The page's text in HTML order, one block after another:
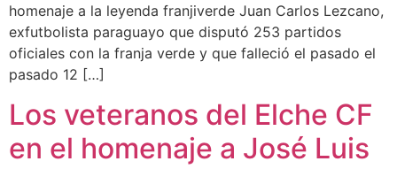
homenaje a la leyenda franjiverde Juan Carlos Lezcano,
exfutbolista paraguayo que disputó 253 partidos
oficiales con la franja verde y que falleció el pasado el
pasado 12 […]
Los veteranos del Elche CF
en el homenaje a José Luis